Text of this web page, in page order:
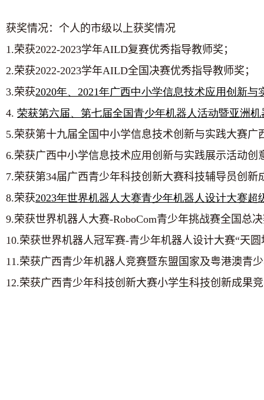
获奖情况：个人的市级以上获奖情况
1.荣获2022-2023学年AILD复赛优秀指导教师奖；
2.荣获2022-2023学年AILD全国决赛优秀指导教师奖；
3.荣获2020年、2021年广西中小学信息技术应用创新与
4. 荣获第六届、第七届全国青少年机器人活动暨亚洲
5.荣获第十九届全国中小学信息技术创新与实践大赛广
6.荣获广西中小学信息技术应用创新与实践展示活动
7.荣获第34届广西青少年科技创新大赛科技辅导员创
8.荣获2023年世界机器人大赛青少年机器人设计大赛超
9.荣获世界机器人大赛-RoboCom青少年挑战赛全国总
10.荣获世界机器人冠军赛-青少年机器人设计大赛“天
11.荣获广西青少年机器人竞赛暨东盟国家及粤港澳青
12.荣获广西青少年科技创新大赛小学生科技创新成果